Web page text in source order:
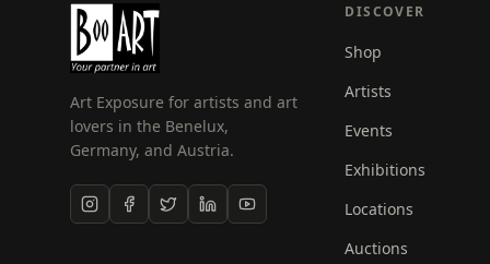
Art Exposure for artists and art
lovers in the Benelux,
Germany, and Austria.
DISCOVER
Shop
Artists
Events
Exhibitions
Locations
Auctions